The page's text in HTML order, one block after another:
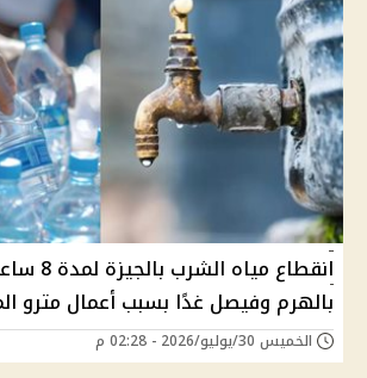
انقطاع
بالهرم وفيصل غدًا بسبب أعمال مترو
الخميس 30/يوليو/2026 - 02:28 م